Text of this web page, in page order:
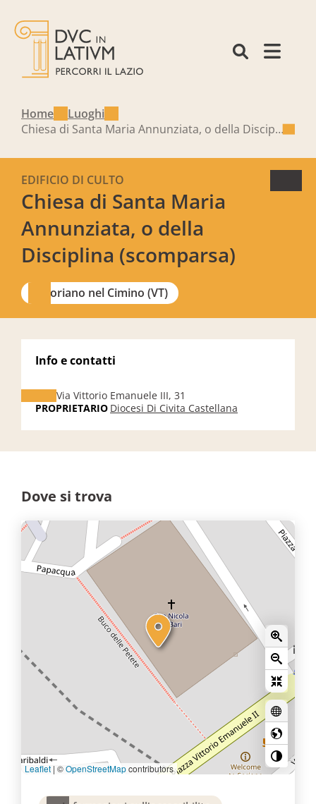
Home
Luoghi
Chiesa di Santa Maria Annunziata, o della Disciplina (scomparsa)
Chiesa di Santa Maria
Annunziata, o della
Disciplina (scomparsa)
EDIFICIO DI CULTO
Soriano nel Cimino (VT)
Info e contatti
Via Vittorio Emanuele III, 31
PROPRIETARIO Diocesi Di Civita Castellana
Dove si trova
Leaflet | ©OpenStreetMapcontributors